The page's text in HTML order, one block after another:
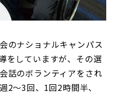
のナショナルキャンパス
をしていますが、その選
話のボランティアをされ
2～3回、1回2時間半、